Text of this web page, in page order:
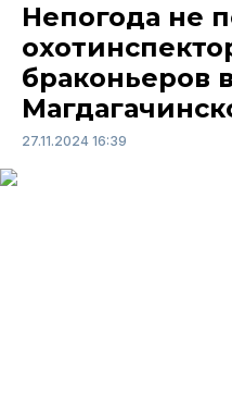
Непогода не
браконьеров в
27.11.2024 16:39